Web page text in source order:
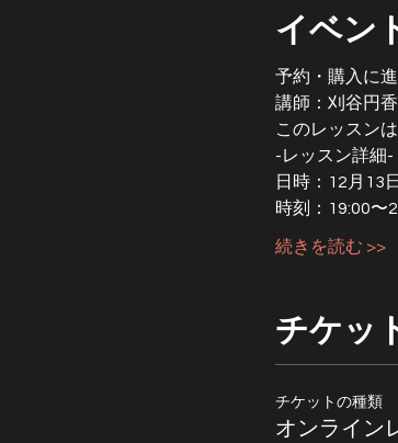
イベン
予約・購入に
講師：刈谷円香
このレッスン
-レッスン詳細-
日時：12月13
時刻：19:00〜
続きを読む >>
チケッ
チケットの種類
オンライン